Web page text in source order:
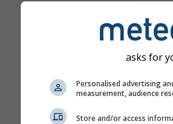
asks for
Personalised advertising
measurement, audience
Store and/or access